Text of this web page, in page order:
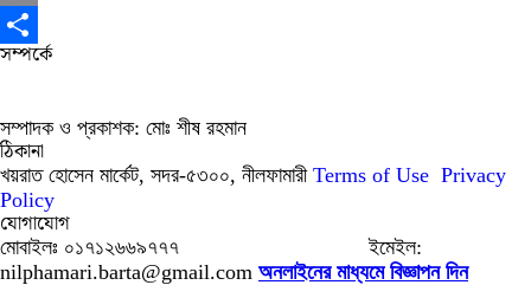
Copy
Link
Share
সম্পর্কে
সম্পাদক ও প্রকাশক: মোঃ শীষ রহমান
ঠিকানা
খয়রাত হোসেন মার্কেট, সদর-৫৩০০, নীলফামারী Terms of Use Privacy
Policy
যোগাযোগ
মোবাইলঃ ০১৭১২৬৬৯৭৭৭ ইমেইল:
nilphamari.barta@gmail.com অনলাইনের মাধ্যমে বিজ্ঞাপন দিন